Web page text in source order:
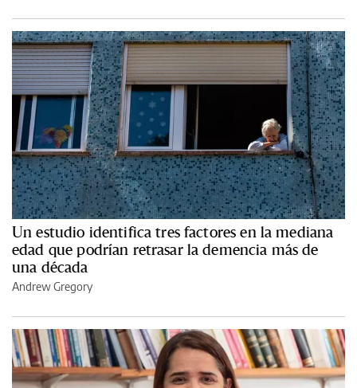
Un estudio identifica tres factores en la mediana
edad que podrían retrasar la demencia más de
una década
Andrew Gregory